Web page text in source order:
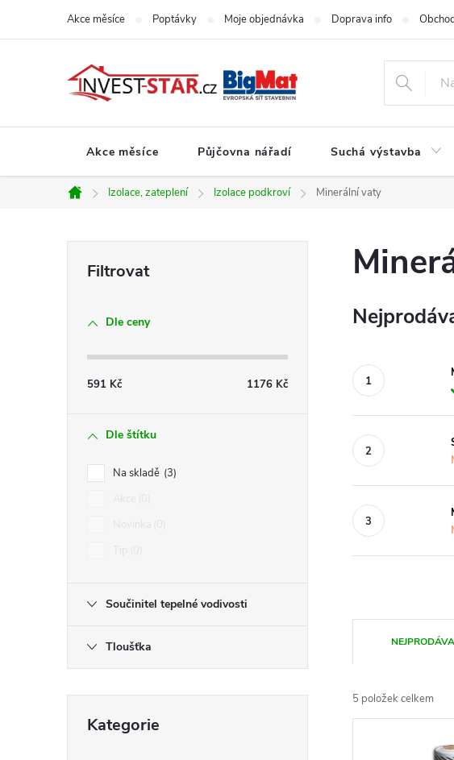
Akce měsíce Poptávky Moje objednávka Doprava info
Akce měsíce Půjčovna nářadí Suchá výstavba
Domů
Izolace, zateplení Izolace podkroví Minerální vaty
a
n
Dle ceny
591 Kč 1176 Kč
Dle štítku
Na skladě 3
Součinitel tepelné vodivosti
Tloušťka
kategorie
Kategorie
a
z
5 položek celkem